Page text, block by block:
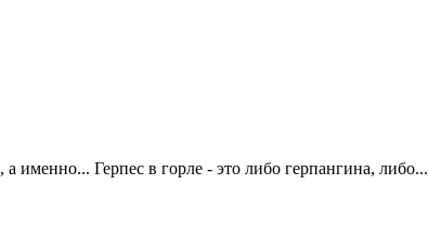
именно... Герпес в горле - это либо герпангина, либо...